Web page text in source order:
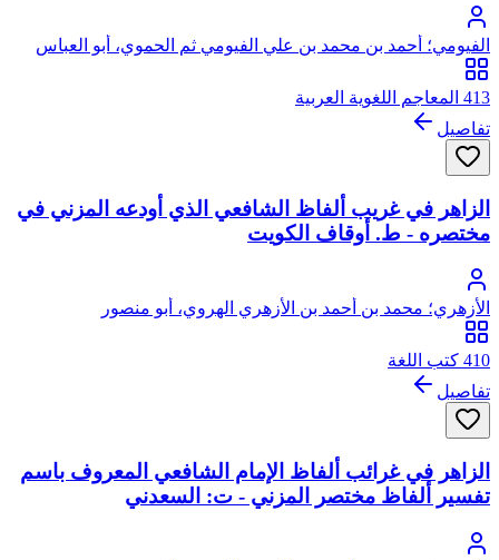
الفيومي؛ أحمد بن محمد بن علي الفيومي ثم الحموي، أبو العباس
413 المعاجم اللغوية العربية
تفاصيل
الزاهر في غريب ألفاظ الشافعي الذي أودعه المزني في
مختصره - ط. أوقاف الكويت
الأزهري؛ محمد بن أحمد بن الأزهري الهروي، أبو منصور
410 كتب اللغة
تفاصيل
الزاهر في غرائب ألفاظ الإمام الشافعي المعروف باسم
تفسير ألفاظ مختصر المزني - ت: السعدني